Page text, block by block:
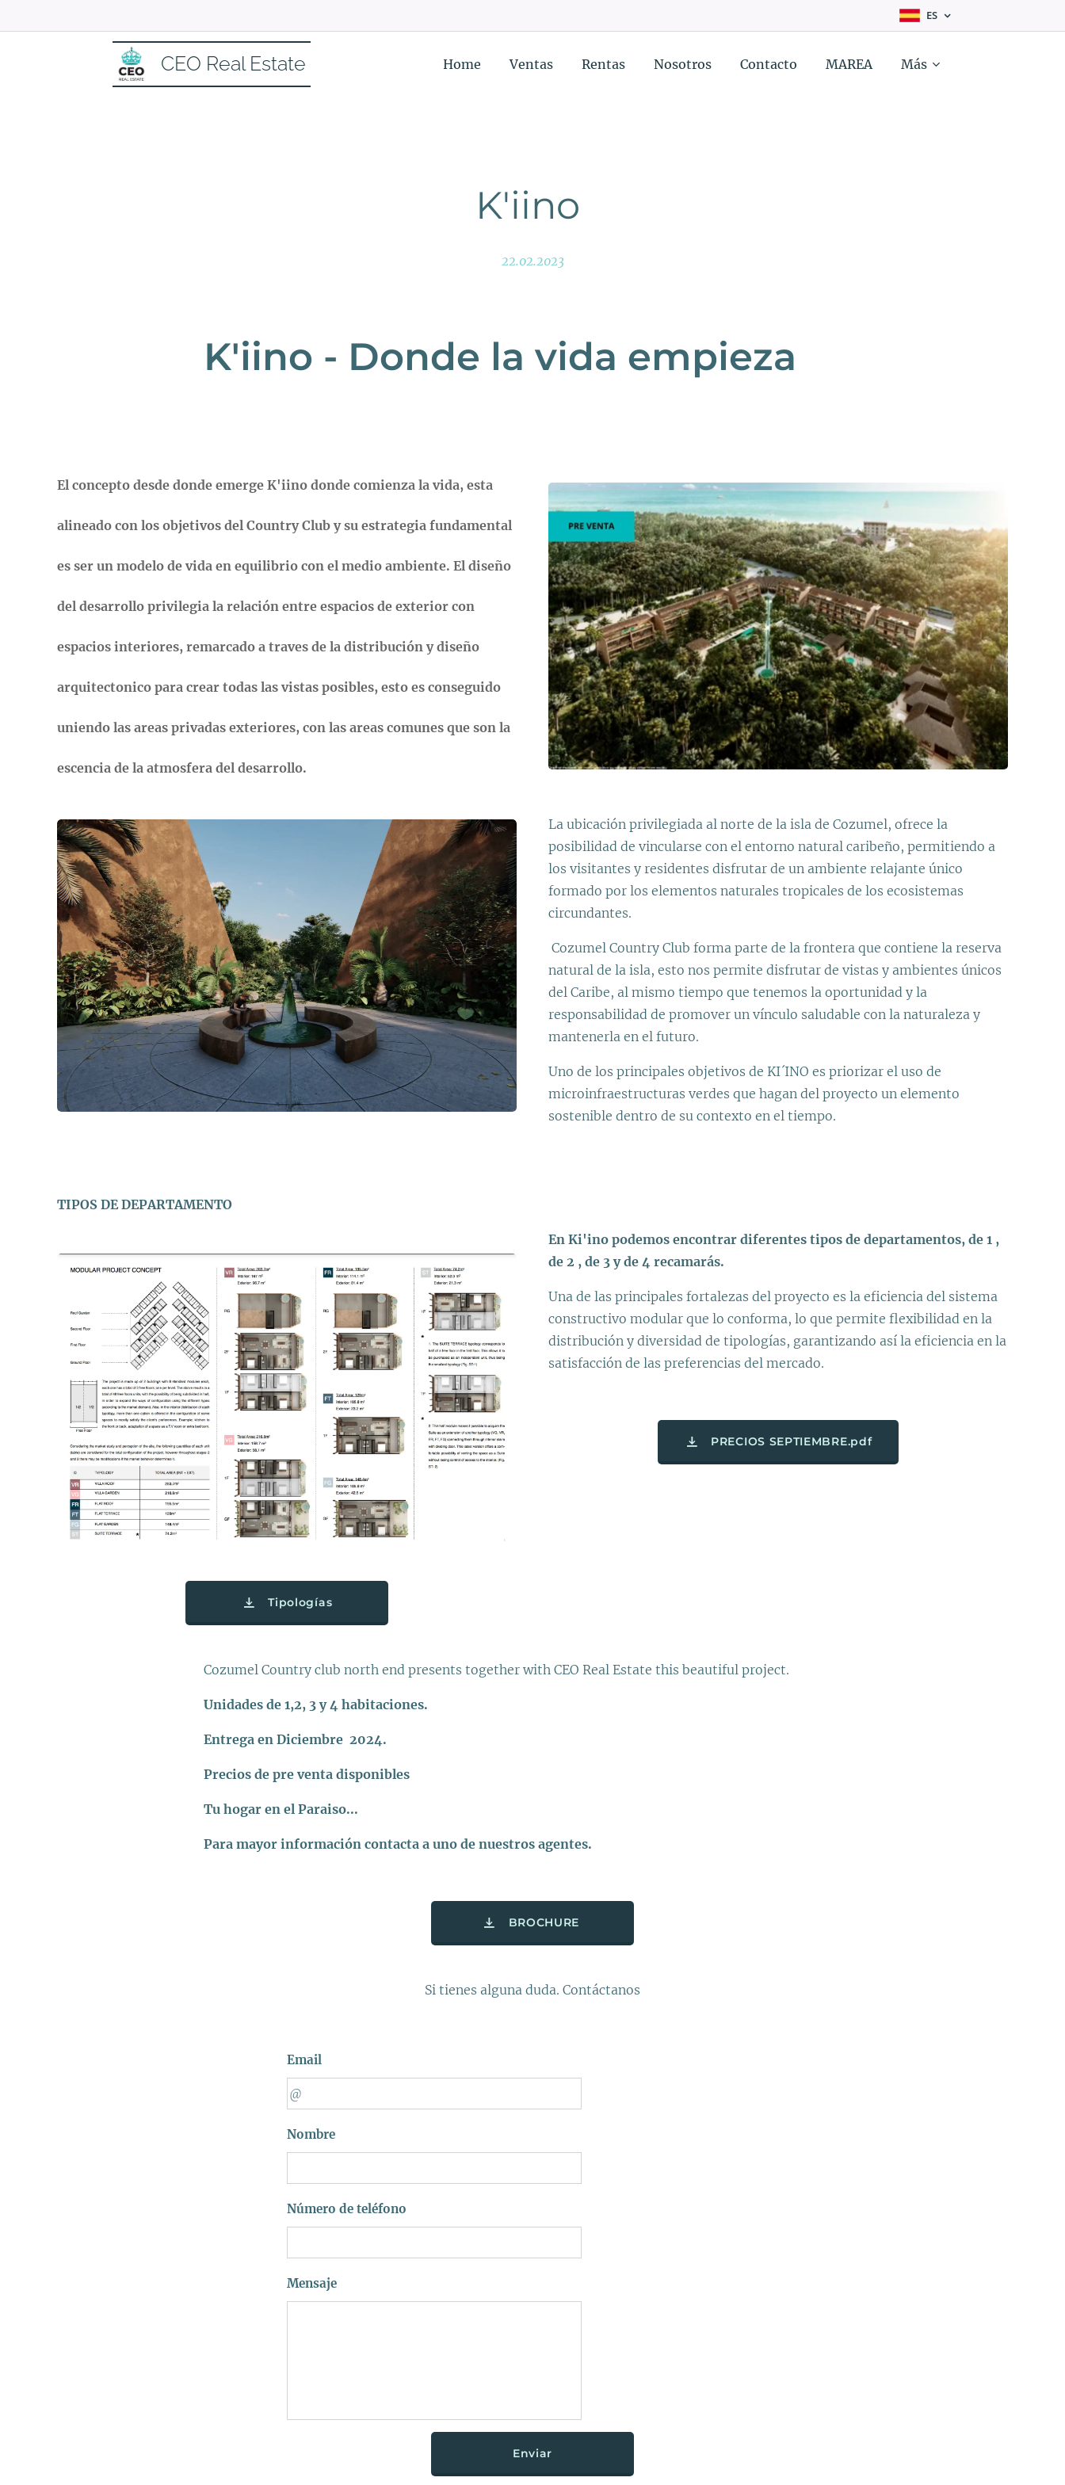
ES
CEO Real Estate Home Ventas Rentas Nosotros Contacto MAREA Más
K'iino
22.02.2023
K'iino - Donde la vida empieza
El concepto desde donde emerge K'iino donde comienza la vida, esta
alineado con los objetivos del Country Club y su estrategia fundamental
es ser un modelo de vida en equilibrio con el medio ambiente. El diseño
del desarrollo privilegia la relación entre espacios de exterior con
espacios interiores, remarcado a traves de la distribución y diseño
arquitectonico para crear todas las vistas posibles, esto es conseguido
uniendo las areas privadas exteriores, con las areas comunes que son la
escencia de la atmosfera del desarrollo.
La ubicación privilegiada al norte de la isla de Cozumel, ofrece la
posibilidad de vincularse con el entorno natural caribeño, permitiendo a
los visitantes y residentes disfrutar de un ambiente relajante único
formado por los elementos naturales tropicales de los ecosistemas
circundantes.
Cozumel Country Club forma parte de la frontera que contiene la reserva
natural de la isla, esto nos permite disfrutar de vistas y ambientes únicos
del Caribe, al mismo tiempo que tenemos la oportunidad y la
responsabilidad de promover un vínculo saludable con la naturaleza y
mantenerla en el futuro.
Uno de los principales objetivos de KI´INO es priorizar el uso de
microinfraestructuras verdes que hagan del proyecto un elemento
sostenible dentro de su contexto en el tiempo.
TIPOS DE DEPARTAMENTO
Tipologías
En Ki'ino podemos encontrar diferentes tipos de departamentos, de 1 ,
de 2 , de 3 y de 4 recamarás.
Una de las principales fortalezas del proyecto es la eficiencia del sistema
constructivo modular que lo conforma, lo que permite flexibilidad en la
distribución y diversidad de tipologías, garantizando así la eficiencia en la
satisfacción de las preferencias del mercado.
PRECIOS SEPTIEMBRE.pdf
Cozumel Country club north end presents together with CEO Real Estate this beautiful project.
Unidades de 1,2, 3 y 4 habitaciones.
Entrega en Diciembre 2024.
Precios de pre venta disponibles
Tu hogar en el Paraiso...
Para mayor información contacta a uno de nuestros agentes.
BROCHURE
Si tienes alguna duda. Contáctanos
Email
Nombre
Número de teléfono
Mensaje
Enviar